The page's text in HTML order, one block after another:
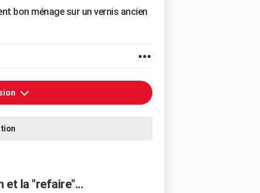
bon ménage sur un vernis ancien
et la "refaire"...